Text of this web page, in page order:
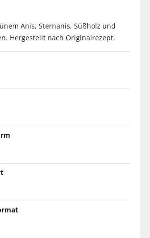
Anis, Sternanis, Süßholz und
Hergestellt nach Originalrezept.